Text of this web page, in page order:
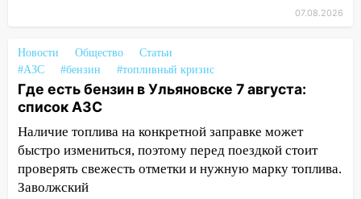
13:20
В Ульяновске за один день
обокрали женщину на пляже и
подростка в сквере
13:01
В Димитровграде мужчина
выбросил из машины страйкбольную
гранату: его задержали
12:34 На Ульяновскую область
07.08.2026
Новости Общество
Статьи
#АЗС
#бензин #топливный кризис
Где есть бензин в Ульяновске 7 августа:
список АЗС
Наличие топлива на конкретной заправке может
быстро измениться, поэтому перед поездкой стоит
проверять свежесть отметки и нужную марку топлива.
Заволжский